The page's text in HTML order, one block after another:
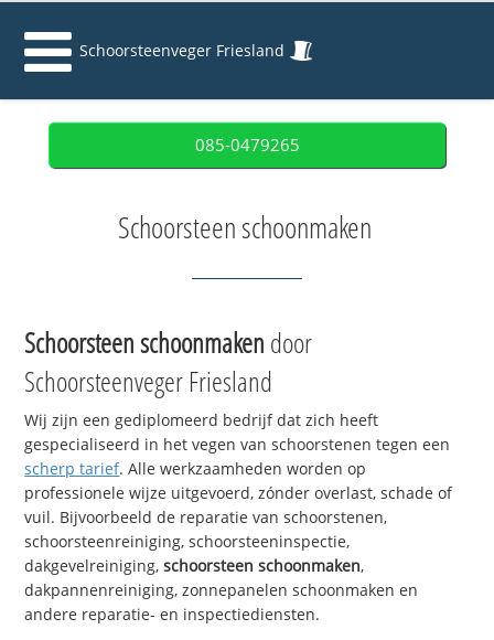
Schoorsteenveger Friesland
085-0479265
Schoorsteen schoonmaken
Schoorsteen schoonmaken door
Schoorsteenveger Friesland
Wij zijn een gediplomeerd bedrijf dat zich heeft
gespecialiseerd in het vegen van schoorstenen tegen een
scherp tarief. Alle werkzaamheden worden op
professionele wijze uitgevoerd, zónder overlast, schade of
vuil. Bijvoorbeeld de reparatie van schoorstenen,
schoorsteenreiniging, schoorsteeninspectie,
dakgevelreiniging,schoorsteen schoonmaken,
dakpannenreiniging, zonnepanelen schoonmaken en
andere reparatie- en inspectiediensten.